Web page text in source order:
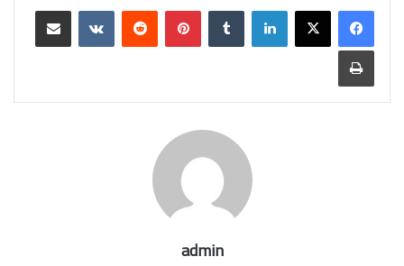
لينكدإن بينتيريست مشاركة عبر البريد
طباعة
admin